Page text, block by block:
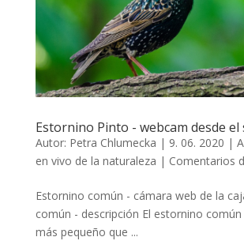
Estornino Pinto - webcam desde el
Autor: Petra Chlumecka | 9. 06. 2020 |
en vivo de la naturaleza | Comentarios
Estornino común - cámara web de la
común - descripción El estornino
más pequeño que ...